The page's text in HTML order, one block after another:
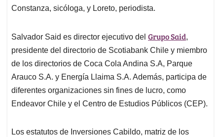
Constanza, sicóloga, y Loreto, periodista.
Salvador Said es director ejecutivo del Grupo Said,
presidente del directorio de Scotiabank Chile y miembro
de los directorios de Coca Cola Andina S.A, Parque
Arauco S.A. y Energía Llaima S.A. Además, participa de
diferentes organizaciones sin fines de lucro, como
Endeavor Chile y el Centro de Estudios Públicos (CEP).
Los estatutos de Inversiones Cabildo, matriz de los